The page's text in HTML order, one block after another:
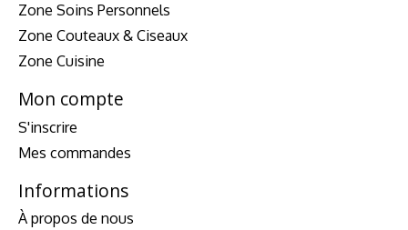
Zone Soins Personnels
Zone Couteaux & Ciseaux
Zone Cuisine
Mon compte
S'inscrire
Mes commandes
Informations
À propos de nous